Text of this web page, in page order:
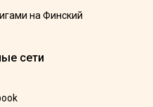
на Финский
сети